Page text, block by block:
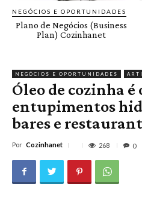
NEGÓCIOS E OPORTUNIDADES
Plano de Negócios (Business
Plan) Cozinhanet